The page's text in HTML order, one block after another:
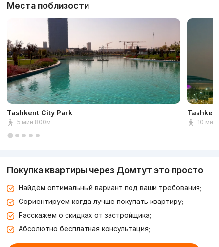
Места поблизости
Tashkent City Park
5 мин 800м 10 мин
Покупка квартиры через Домтут это просто
Найдём оптимальный вариант под ваши требования;
Сориентируем когда лучше покупать квартиру;
Расскажем о скидках от застройщика;
Абсолютно бесплатная консультация;